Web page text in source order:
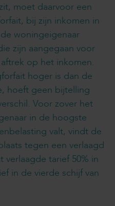
moet daarvoor een
bij zijn inkomen in
woningeigenaar
zijn aangegaan voor
op het inkomen.
hoger is dan de
hoeft geen bijtelling
Voor zover het
in de hoogste
valt, vindt de
tegen een verlaagd
verlaagde tarief 50% in
in de vierde schijf van